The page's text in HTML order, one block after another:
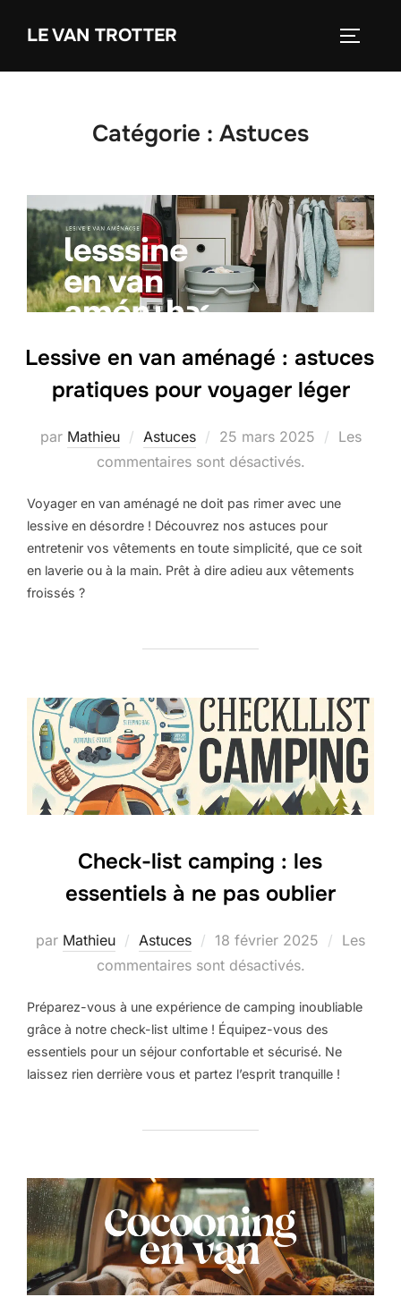
LE VAN TROTTER
Catégorie : Astuces
Lessive en van aménagé : astuces
pratiques pour voyager léger
par Mathieu Astuces 25 mars 2025
Les
commentaires sont désactivés.
Voyager en van aménagé ne doit pas rimer avec une
lessive en désordre ! Découvrez nos astuces pour
entretenir vos vêtements en toute simplicité, que ce soit
en laverie ou à la main. Prêt à dire adieu aux vêtements
froissés ?
Check-list camping : les
essentiels à ne pas oublier
par Mathieu Astuces 18 février 2025
Les
commentaires sont désactivés.
Préparez-vous à une expérience de camping inoubliable
grâce à notre check-list ultime ! Équipez-vous des
essentiels pour un séjour confortable et sécurisé. Ne
laissez rien derrière vous et partez l’esprit tranquille !